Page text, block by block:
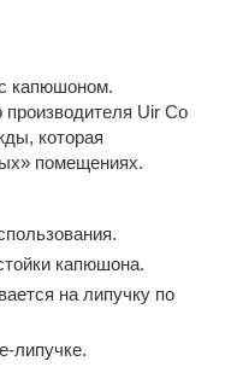
капюшоном.
производителя Uir Co
которая
помещениях.
капюшона.
на липучку по
липучке.